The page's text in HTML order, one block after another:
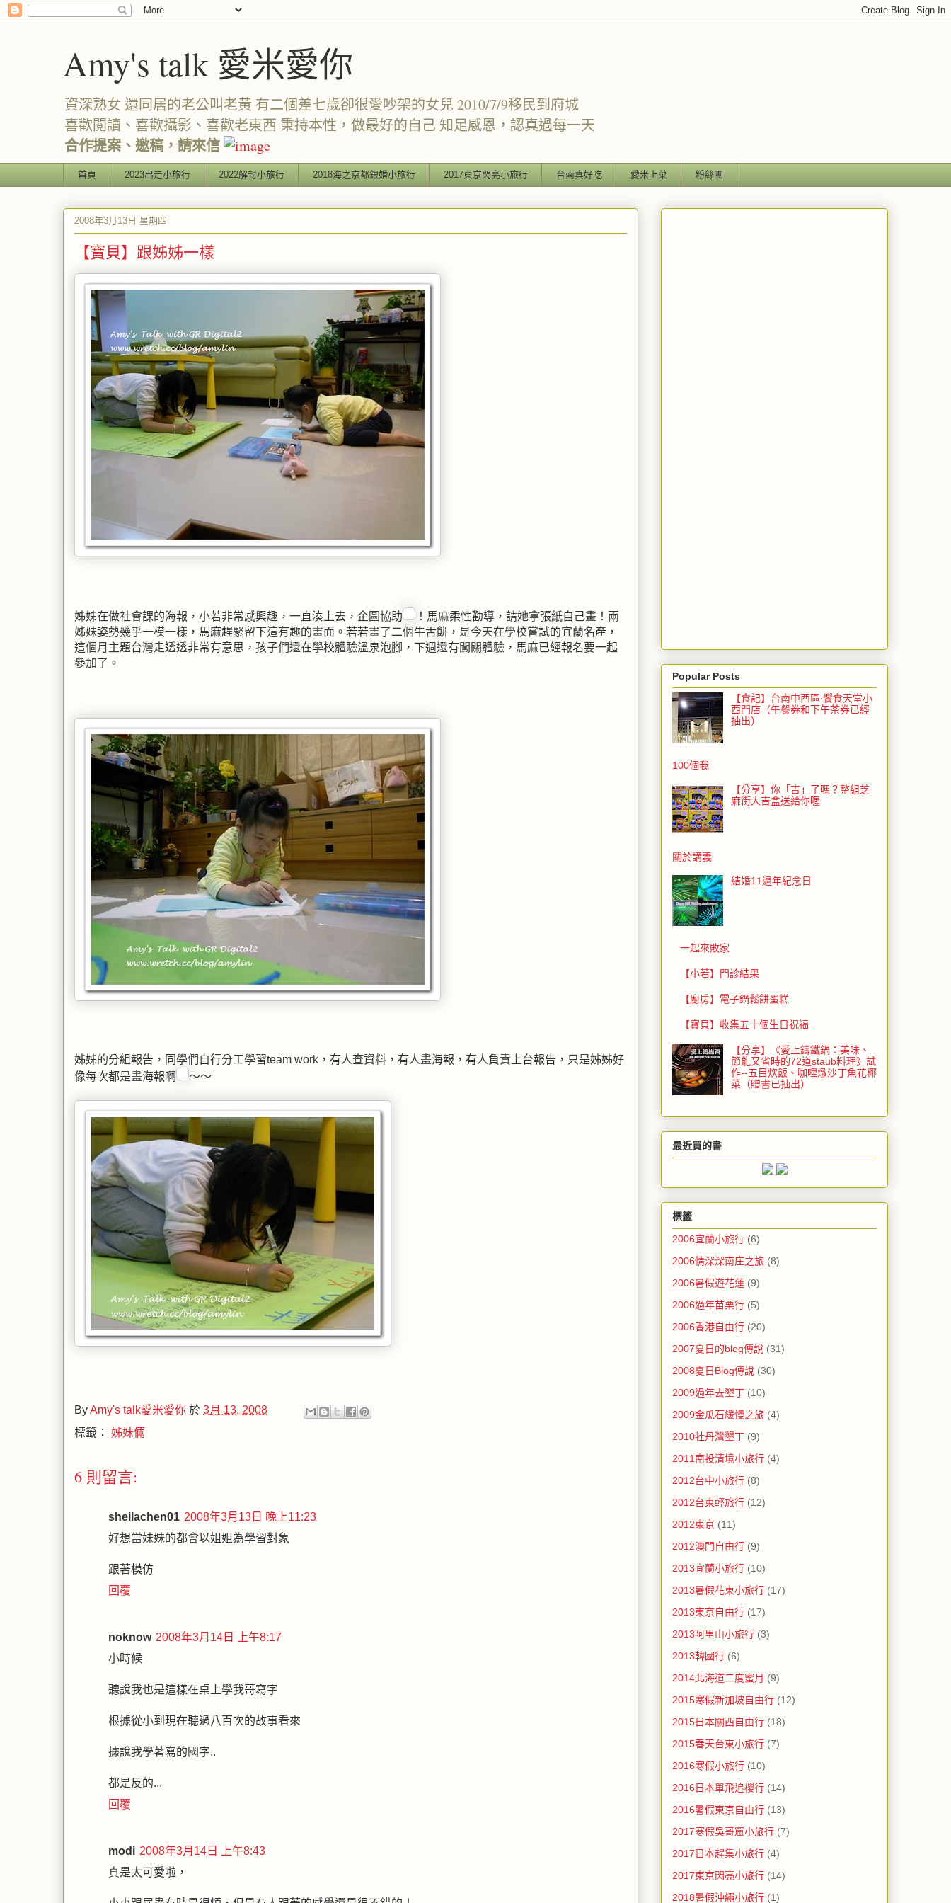
Amy's talk 愛米愛你
資深熟女 還同居的老公叫老黃 有二個差七歲卻很愛吵架的女兒 2010/7/9移民到府城
喜歡閱讀、喜歡攝影、喜歡老東西 秉持本性，做最好的自己 知足感恩，認真過每一天
合作提案、邀稿，請來信
首頁 2023出走小旅行 2022解封小旅行 2018海之京都銀婚小旅行 2017東京閃亮小旅行 台南真好吃 愛米上菜 粉絲團
2008年3月13日 星期四
【寶貝】跟姊姊一樣
姊姊在做社會課的海報，小若非常感興趣，一直湊上去，企圖協助
！馬麻柔性勸導，請她拿張紙自己畫！兩
姊妹姿勢幾乎一模一樣，馬麻趕緊留下這有趣的畫面。若若畫了二個牛舌餅，是今天在學校嘗試的宜蘭名產，
這個月主題台灣走透透非常有意思，孩子們還在學校體驗溫泉泡腳，下週還有闖關體驗，馬麻已經報名要一起
參加了。
姊姊的分組報告，同學們自行分工學習team work，有人查資料，有人畫海報，有人負責上台報告，只是姊姊好
像每次都是畫海報啊
～～
ByAmy's talk愛米愛你 於 3月 13, 2008
標籤： 姊妹倆
6 則留言:
sheilachen01 2008年3月13日 晚上11:23
好想當妹妹的都會以姐姐為學習對象
跟著模仿
回覆
noknow 2008年3月14日 上午8:17
小時候
聽說我也是這樣在桌上學我哥寫字
根據從小到現在聽過八百次的故事看來
據說我學著寫的國字..
都是反的...
回覆
modi 2008年3月14日 上午8:43
真是太可愛啦，
Popular Posts
【食記】台南中西區‧饗食天堂小
西門店（午餐券和下午茶券已經
抽出）
100個我
【分享】你「吉」了嗎？整組芝
麻街大吉盒送給你喔
關於講義
結婚11週年紀念日
一起來敗家
【小若】門診結果
【廚房】電子鍋鬆餅蛋糕
【寶貝】收集五十個生日祝福
【分享】《愛上鑄鐵鍋：美味、
節能又省時的72道staub料理》試
作--五目炊飯、咖哩燉沙丁魚花椰
菜（贈書已抽出）
最近買的書
標籤
2006宜蘭小旅行 (6)
2006情深深南庄之旅 (8)
2006暑假遊花蓮 (9)
2006過年苗栗行 (5)
2006香港自由行 (20)
2007夏日的blog傳說 (31)
2008夏日Blog傳說 (30)
2009過年去墾丁 (10)
2009金瓜石緩慢之旅 (4)
2010牡丹灣墾丁 (9)
2011南投清境小旅行 (4)
2012台中小旅行 (8)
2012台東輕旅行 (12)
2012東京 (11)
2012澳門自由行 (9)
2013宜蘭小旅行 (10)
2013暑假花東小旅行 (17)
2013東京自由行 (17)
2013阿里山小旅行 (3)
2013韓國行 (6)
2014北海道二度蜜月 (9)
2015寒假新加坡自由行 (12)
2015日本關西自由行 (18)
2015春天台東小旅行 (7)
2016寒假小旅行 (10)
2016日本單飛追櫻行 (14)
2016暑假東京自由行 (13)
2017寒假吳哥窟小旅行 (7)
2017日本趕集小旅行 (4)
2017東京閃亮小旅行 (14)
2018暑假沖繩小旅行 (1)